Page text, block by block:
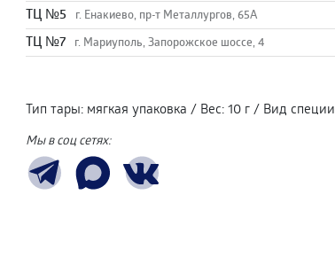
TЦ №5 г. Енакиево, пр-т Металлургов, 65А
ТЦ №7 г. Мариуполь, Запорожское шоссе, 4
Тип тары: мягкая упаковка / Вес: 10 г / Вид специи
Мы в соц сетях: